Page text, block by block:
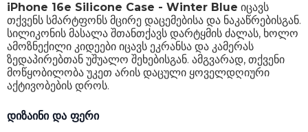
iPhone 16e Silicone Case - Winter Blue იცავს
თქვენს სმარტფონს მცირე დაცემებისა და ნაკაწრებისგან.
სილიკონის მასალა შთანთქავს დარტყმის ძალას, ხოლო
ამოზნექილი კიდეები იცავს ეკრანსა და კამერას
ზედაპირებთან უშუალო შეხებისგან. ამგვარად, თქვენი
მოწყობილობა უკეთ არის დაცული ყოველდღიური
აქტივობების დროს.
დიზაინი და ფერი